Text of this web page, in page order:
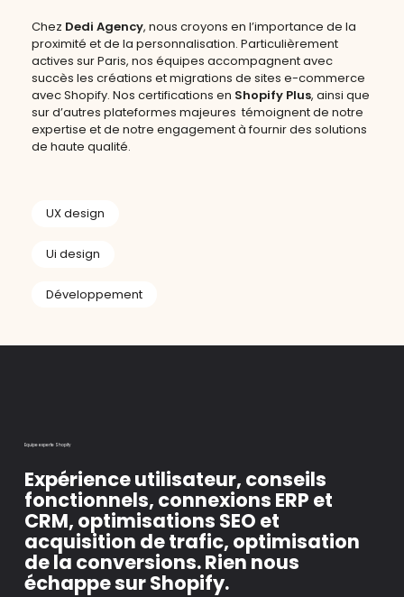
Chez Dedi Agency, nous croyons en l’importance de la
proximité et de la personnalisation. Particulièrement
actives sur Paris, nos équipes accompagnent avec
succès les créations et migrations de sites e-commerce
avec Shopify. Nos certifications en Shopify Plus, ainsi que
sur d’autres plateformes majeures témoignent de notre
expertise et de notre engagement à fournir des solutions
de haute qualité.
UX design
Ui design
Développement
Equipe experte Shopify
Expérience utilisateur, conseils
fonctionnels, connexions ERP et
CRM, optimisations SEO et
acquisition de trafic, optimisation
de la conversions. Rien nous
échappe sur Shopify.